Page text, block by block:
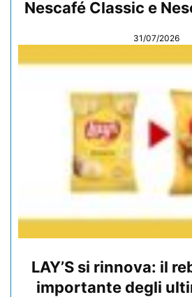
Nescafé Classic e
31/07/2026
LAY’S si rinnova: il
importante degli